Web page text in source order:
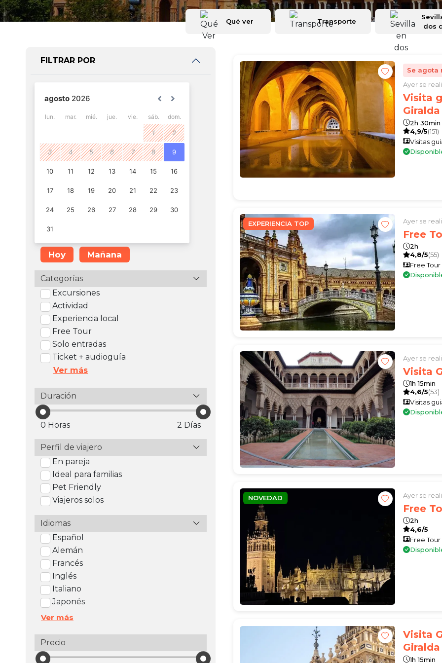
Qué ver Transporte
dos
FILTRAR POR
Hoy Mañana
Categorías
Excursiones
Actividad
Experiencia local
Free Tour
Solo entradas
Ticket + audioguía
Ver más
Duración
0 Horas 2 Días
Perfil de viajero
En pareja
Ideal para familias
Pet Friendly
Viajeros solos
Idiomas
Español
Alemán
Francés
Inglés
Italiano
Japonés
Ver más
Precio
Se agota
Ayer se
Visita
2h 30min
4,9/5(151)
Visitas
EXPERIENCIA TOP Ayer se
Free
2h
4,8/5(55)
Free Tour
Ayer se
Visita
1h 15min
4,6/5(53)
Visitas
NOVEDAD Ayer se
Free
2h
4,6/5
Free Tour
Visita
Giralda
1h 15min